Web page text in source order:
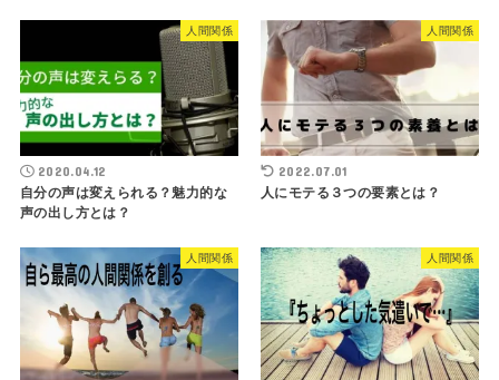
人間関係
2020.04.12
自分の声は変えられる？魅力的な
声の出し方とは？
人間関係
2022.07.01
人にモテる３つの要素とは？
人間関係 人間関係